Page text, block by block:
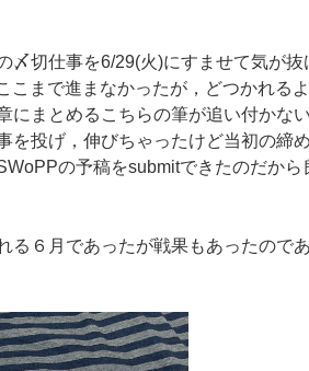
切仕事を6/29(火)にすませて気が抜
こまで進まなかったが，どつかれるよ
にまとめるこちらの筆が追い付かない
を投げ，伸びちゃったけど当初の締め
の予稿をsubmitできたのだから
６月であったが戦果もあったのであ